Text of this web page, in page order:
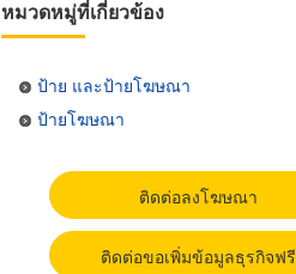
หมวดหมู่ที่เกี่ยวข้อง
ป้าย และป้ายโฆษณา
ป้ายโฆษณา
ติดต่อลงโฆษณา
ติดต่อขอเพิ่มข้อมูลธุรกิจฟรี